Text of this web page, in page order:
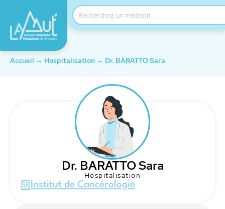
Accueil → Hospitalisation → Dr. BARATTO Sara
Dr. BARATTO Sara
Hospitalisation
Institut de Cancérologie